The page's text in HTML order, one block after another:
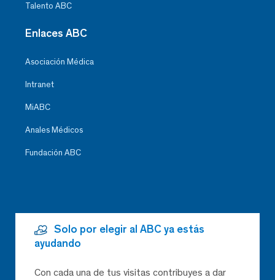
Talento ABC
Enlaces ABC
Asociación Médica
Intranet
MiABC
Anales Médicos
Fundación ABC
Solo por elegir al ABC ya estás
ayudando
Con cada una de tus visitas contribuyes a dar